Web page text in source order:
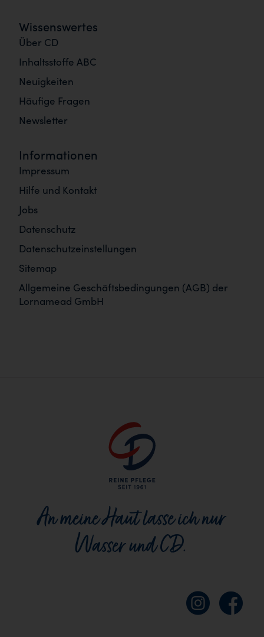
Wissenswertes
Über CD
Inhaltsstoffe ABC
Neuigkeiten
Häufige Fragen
Newsletter
Informationen
Impressum
Hilfe und Kontakt
Jobs
Datenschutz
Datenschutzeinstellungen
Sitemap
Allgemeine Geschäftsbedingungen (AGB) der
Lornamead GmbH
An meine Haut lasse ich nur
Wasser und CD.